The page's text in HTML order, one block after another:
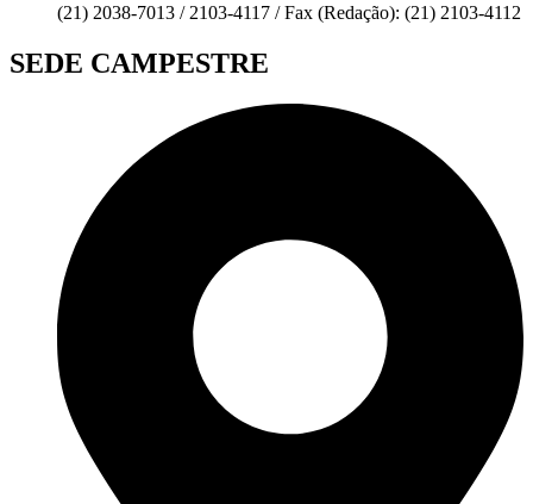
(21) 2038-7013 / 2103-4117 / Fax (Redação): (21) 2103-4112
SEDE CAMPESTRE